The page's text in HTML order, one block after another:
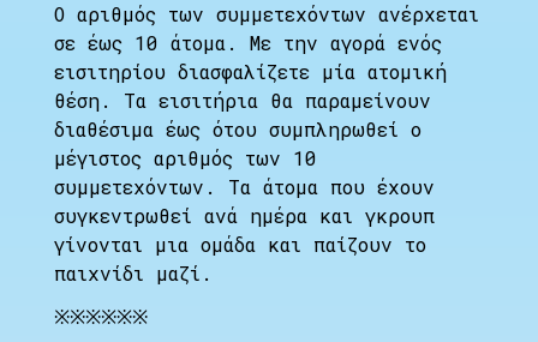
Ο αριθμός των συμμετεχόντων ανέρχεται
σε έως 10 άτομα. Με την αγορά ενός
εισιτηρίου διασφαλίζετε μία ατομική
θέση. Τα εισιτήρια θα παραμείνουν
διαθέσιμα έως ότου συμπληρωθεί ο
μέγιστος αριθμός των 10
συμμετεχόντων. Τα άτομα που έχουν
συγκεντρωθεί ανά ημέρα και γκρουπ
γίνονται μια ομάδα και παίζουν το
παιχνίδι μαζί.
※※※※※※